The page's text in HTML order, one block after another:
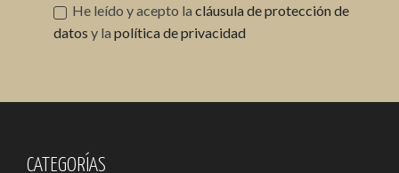
He leído y acepto la cláusula de protección de
datos y la política de privacidad
CATEGORÍAS